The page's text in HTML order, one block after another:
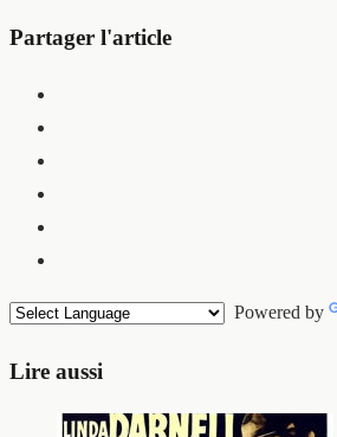
Partager l'article
Powered by
Lire aussi